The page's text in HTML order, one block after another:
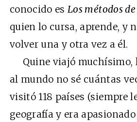
conocido esLos métodos
quien lo cursa, aprende, y
volver una y otra vez a él.
Quine viajó muchísimo,
al mundo no sé cuántas
visitó 118 países (siempre
geografía y era